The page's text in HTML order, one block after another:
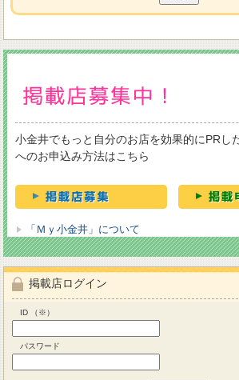
小金井でもっと自分のお店を効果的にPRし
へのお申込み方法はこちら
「Ｍｙ小金井」について
掲載店ログイン
ID （※）
パスワード